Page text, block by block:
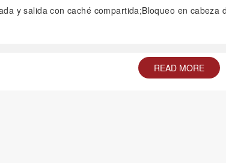
y salida con caché compartida;Bloqueo en
READ MORE